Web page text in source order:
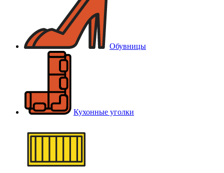
Обувницы
Кухонные уголки